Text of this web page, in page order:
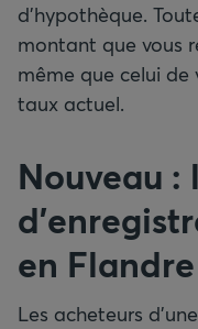
d’hypothèque.
montant que vous
même que celui
taux actuel.
Nouveau :
en
Les acheteurs